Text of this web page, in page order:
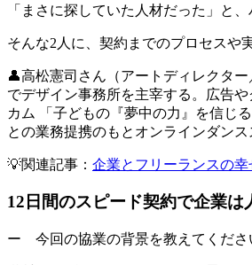
「まさに探していた人材だった」と
そんな2人に、契約までのプロセスや
👤高松憲司さん（アートディレクター
でデザイン事務所を主宰する。広告
カム
「子どもの『夢中の力』を信じ
との業務提携のもとオンラインダン
💡関連記事： 企業とフリーランスの
12日間のスピード契約で企業
ー 今回の協業の背景を教えてくださ